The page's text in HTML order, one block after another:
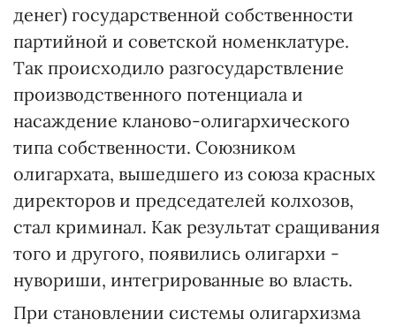
денег) государственной собственности
партийной и советской номенклатуре.
Так происходило разгосударствление
производственного потенциала и
насаждение кланово-олигархического
типа собственности. Союзником
олигархата, вышедшего из союза красных
директоров и председателей колхозов,
стал криминал. Как результат сращивания
того и другого, появились олигархи -
нувориши, интегрированные во власть.
При становлении системы олигархизма